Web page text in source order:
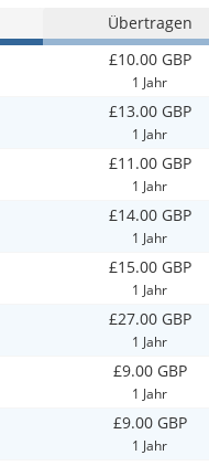
Übertragen
£10.00 GBP
1 Jahr
£13.00 GBP
1 Jahr
£11.00 GBP
1 Jahr
£14.00 GBP
1 Jahr
£15.00 GBP
1 Jahr
£27.00 GBP
1 Jahr
£9.00 GBP
1 Jahr
£9.00 GBP
1 Jahr